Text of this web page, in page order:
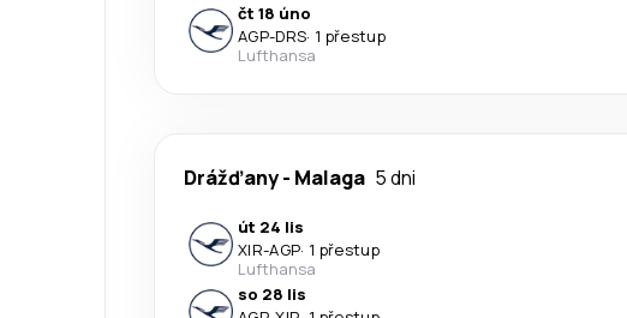
čt 18 úno
AGP-DRS· 1 přestup
Lufthansa
Drážďany- Malaga 5 dni
út 24 lis
XIR-AGP· 1 přestup
Lufthansa
so 28 lis